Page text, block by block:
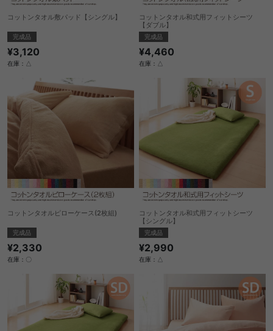
コットンタオル敷パッド【シングル】
完成品
¥3,120
在庫：△
コットンタオル和式用フィットシーツ
【ダブル】
完成品
¥4,460
在庫：△
コットンタオルピローケース(2枚組)
完成品
¥2,330
在庫：〇
コットンタオル和式用フィットシーツ
【シングル】
完成品
¥2,990
在庫：△